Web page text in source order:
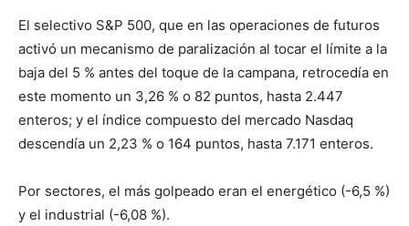
El selectivo S&P 500, que en las operaciones de futuros
activó un mecanismo de paralización al tocar el límite a la
baja del 5 % antes del toque de la campana, retrocedía en
este momento un 3,26 % o 82 puntos, hasta 2.447
enteros; y el índice compuesto del mercado Nasdaq
descendía un 2,23 % o 164 puntos, hasta 7.171 enteros.
Por sectores, el más golpeado eran el energético (-6,5 %)
y el industrial (-6,08 %).